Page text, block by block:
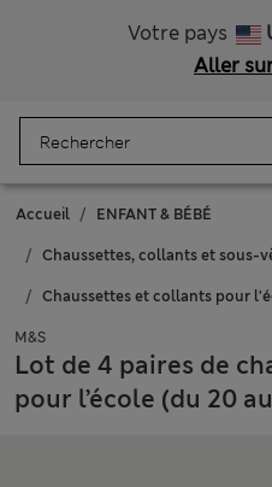
Votre pays
Aller
Accueil ENFANT & BÉBÉ
Chaussettes, collants et sous-
Chaussettes et collants pour
M&S
Lot de 4 paires de
pour l’école (du 20